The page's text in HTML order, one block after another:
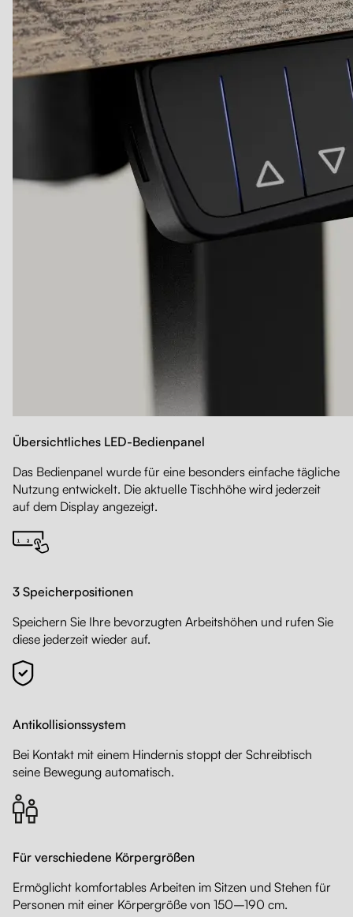
Übersichtliches LED-Bedienpanel
Das Bedienpanel wurde für eine besonders einfache tägliche
Nutzung entwickelt. Die aktuelle Tischhöhe wird jederzeit
auf dem Display angezeigt.
3 Speicherpositionen
Speichern Sie Ihre bevorzugten Arbeitshöhen und rufen Sie
diese jederzeit wieder auf.
Antikollisionssystem
Bei Kontakt mit einem Hindernis stoppt der Schreibtisch
seine Bewegung automatisch.
Für verschiedene Körpergrößen
Ermöglicht komfortables Arbeiten im Sitzen und Stehen für
Personen mit einer Körpergröße von 150–190 cm.